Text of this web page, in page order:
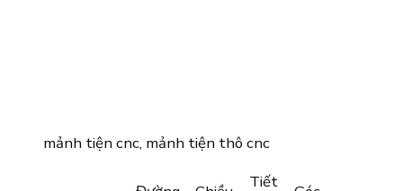
mảnh tiện cnc, mảnh tiện thô cnc
Tiết